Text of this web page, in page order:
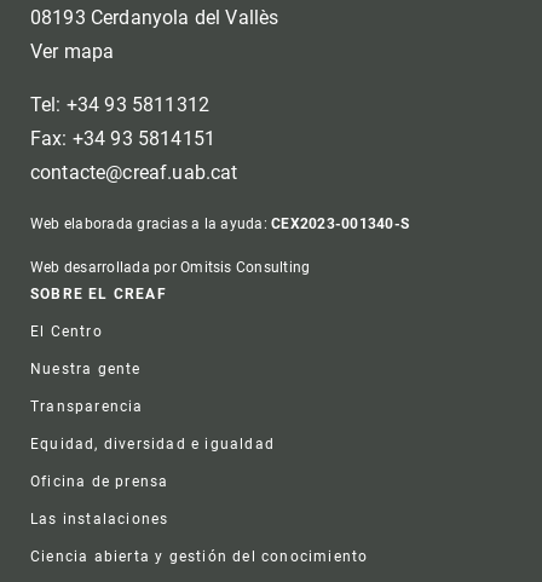
08193 Cerdanyola del Vallès
Ver mapa
Tel: +34 93 5811312
Fax: +34 93 5814151
contacte@creaf.uab.cat
Web elaborada gracias a la ayuda:CEX2023-001340-S
Web desarrollada por Omitsis Consulting
Footer
SOBRE EL CREAF
El Centro
Nuestra gente
Transparencia
Equidad, diversidad e igualdad
Oficina de prensa
Las instalaciones
Ciencia abierta y gestión del conocimiento